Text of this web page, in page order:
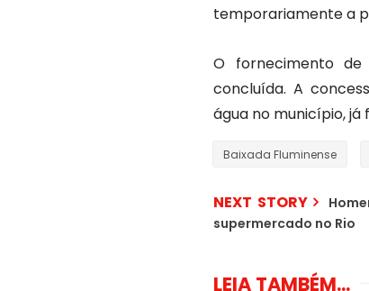
temporariamente a
O fornecimento
concluída. A
água no município, já
Baixada Fluminense
NEXT STORY
supermercado no Rio
LEIA TAMBÉM...